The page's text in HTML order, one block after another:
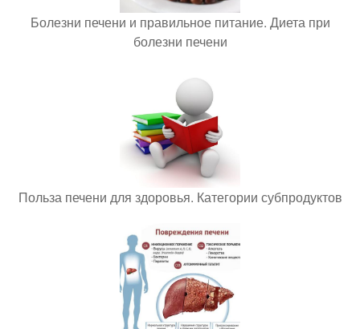
Болезни печени и правильное питание. Диета при
болезни печени
Польза печени для здоровья. Категории субпродуктов